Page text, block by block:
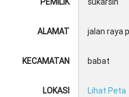
ALAMAT
KECAMATAN
LOKASI
jalan raya
babat
Lihat Peta